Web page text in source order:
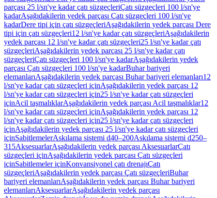
parçası 25 l/sn'ye kadar çatı süzgeçleriÇatı süzgeçleri 100 l/sn'ye
kadarAşağıdakilerin yedek parçası Çatı süzgeçleri 100 l/sn'ye
kadarDere tipi için çatı süzgeçleriAşağıdakilerin yedek parçası Dere
tipi için çatı süzgeçleri12 l/sn'ye kadar çatı süzgeçleriAşağıdakilerin
yedek parçası 12 l/sn'ye kadar çatı süzgeçleri25 l/sn'ye kadar çatı
süzgeçleriAşağıdakilerin yedek parçası 25 l/sn'ye kadar çatı
süzgeçleriÇatı süzgeçleri 100 l/sn'ye kadarAşağıdakilerin yedek
parçası Çatı süzgeçleri 100 l/sn'ye kadarBuhar bariyeri
elemanlarıAşağıdakilerin yedek parçası Buhar bariyeri elemanları12
l/sn'ye kadar çatı süzgeçleri içinAşağıdakilerin yedek parçası 12
l/sn'ye kadar çatı süzgeçleri için25 l/sn'ye kadar çatı süzgeçleri
içinAcil taşmalıklarAşağıdakilerin yedek parçası Acil taşmalıklar12
l/sn'ye kadar çatı süzgeçleri içinAşağıdakilerin yedek parçası 12
l/sn'ye kadar çatı süzgeçleri için25 l/sn'ye kadar çatı süzgeçleri
içinAşağıdakilerin yedek parçası 25 l/sn'ye kadar çatı süzgeçleri
içinSabitlemelerAskılama sistemi d40–200Askılama sistemi d250–
315AksesuarlarAşağıdakilerin yedek parçası AksesuarlarÇatı
süzgeçleri içinAşağıdakilerin yedek parçası Çatı süzgeçleri
içinSabitlemeler içinKonvansiyonel çatı drenajıÇatı
süzgeçleriAşağıdakilerin yedek parçası Çatı süzgeçleriBuhar
bariyeri elemanlarıAşağıdakilerin yedek parçası Buhar bariyeri
elemanlarıAksesuarlarAşağıdakilerin yedek parçası